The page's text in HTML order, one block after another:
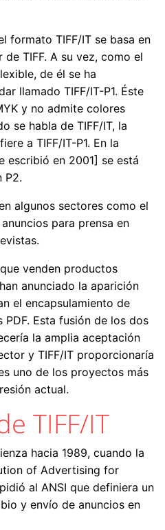
formato TIFF/IT se basa en
TIFF. A su vez, como el
de él se ha
llamado TIFF/IT-P1. Éste
y no admite colores
se habla de TIFF/IT, la
a TIFF/IT-P1. En la
escribió en 2001] se está
P2.
algunos sectores como el
para prensa en
venden productos
anunciado la aparición
el encapsulamiento de
Esta fusión de los dos
la amplia aceptación
y TIFF/IT proporcionaría
uno de los proyectos más
actual.
TIFF/IT
hacia 1989, cuando la
of Advertising for
al ANSI que definiera un
y envío de anuncios en